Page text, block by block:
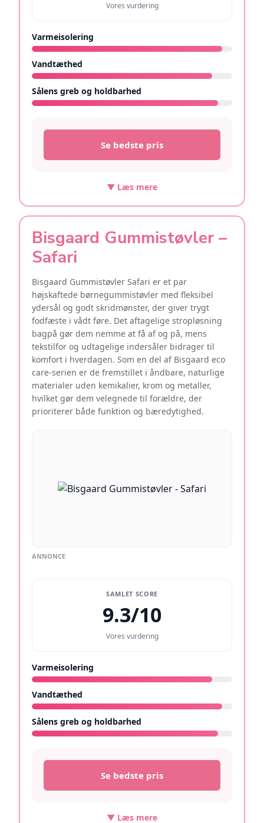
Vores vurdering
Varmeisolering
Vandtæthed
Sålens greb og holdbarhed
Se bedste pris
▼ Læs mere
Bisgaard Gummistøvler –
Safari
Bisgaard Gummistøvler Safari er et par
højskaftede børnegummistøvler med fleksibel
ydersål og godt skridmønster, der giver trygt
fodfæste i vådt føre. Det aftagelige stropløsning
bagpå gør dem nemme at få af og på, mens
tekstilfor og udtagelige indersåler bidrager til
komfort i hverdagen. Som en del af Bisgaard eco
care-serien er de fremstillet i åndbare, naturlige
materialer uden kemikalier, krom og metaller,
hvilket gør dem velegnede til forældre, der
prioriterer både funktion og bæredytighed.
ANNONCE
SAMLET SCORE
9.3/10
Vores vurdering
Varmeisolering
Vandtæthed
Sålens greb og holdbarhed
Se bedste pris
▼ Læs mere